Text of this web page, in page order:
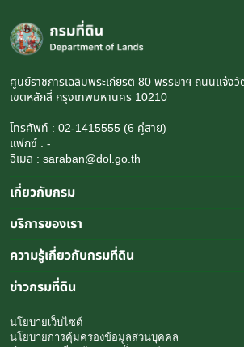
ศูนย์ราชการเฉลิมพระเกียรติ 80 พรรษาฯ ถนนแจ้ง
เขตหลักสี่ กรุงเทพมหานคร 10210
โทรศัพท์ : 02-1415555 (6 คู่สาย)
แฟกซ์ : -
อีเมล : saraban@dol.go.th
เกี่ยวกับกรม
บริการของเรา
ความรู้เกี่ยวกับกรมที่ดิน
ข่าวกรมที่ดิน
นโยบายเว็บไซต์
นโยบายการคุ้มครองข้อมูลส่วนบุคคล